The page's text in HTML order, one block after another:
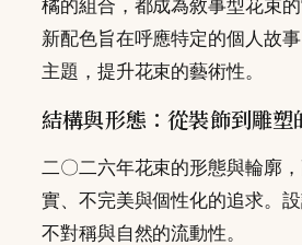
橘的組合，都成為敘事型花束
新配色旨在呼應特定的個人故
主題，提升花束的藝術性。
結構與形態：從裝飾到雕塑
二〇二六年花束的形態與輪廓
實、不完美與個性化的追求。設
不對稱與自然的流動性。